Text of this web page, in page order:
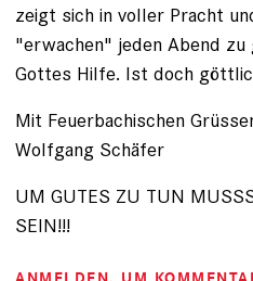
zeigt sich in voller Pracht
"erwachen" jeden Abend zu
Gottes Hilfe. Ist doch
Mit Feuerbachischen
Wolfgang Schäfer
UM GUTES ZU TUN
SEIN!!!